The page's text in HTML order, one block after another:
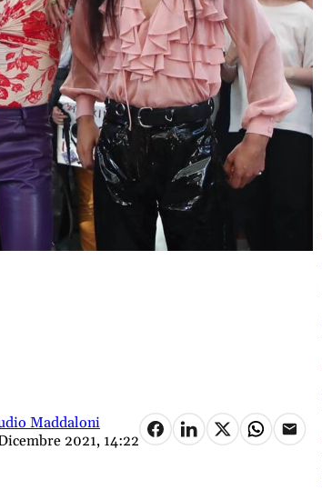
Maddaloni
2021, 14:22